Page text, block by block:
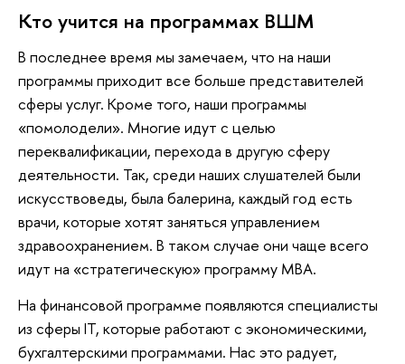
Кто учится на программах ВШМ
В последнее время мы замечаем, что на наши
программы приходит все больше представителей
сферы услуг. Кроме того, наши программы
«помолодели». Многие идут с целью
переквалификации, перехода в другую сферу
деятельности. Так, среди наших слушателей были
искусствоведы, была балерина, каждый год есть
врачи, которые хотят заняться управлением
здравоохранением. В таком случае они чаще всего
идут на «стратегическую» программу MBA.
На финансовой программе появляются специалисты
из сферы IT, которые работают с экономическими,
бухгалтерскими программами. Нас это радует,